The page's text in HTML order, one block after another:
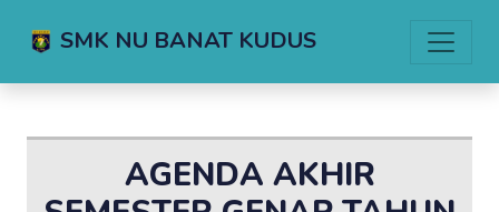
SMK NU BANAT KUDUS
AGENDA AKHIR